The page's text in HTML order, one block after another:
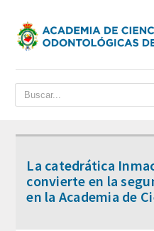
ACADEMIA
BIENVENIDA DEL
DATOS HISTÓRICOS
La catedrática
convierte en la
en la Academia de